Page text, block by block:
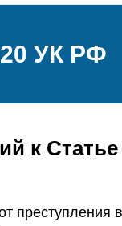
УК РФ
к Статье
преступления